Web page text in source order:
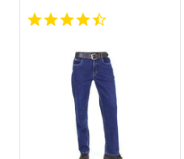
Werkbroeken met kniestukken
Korte Werkbroeken
Stretch Werkbroeken
Veiligheidsbroeken